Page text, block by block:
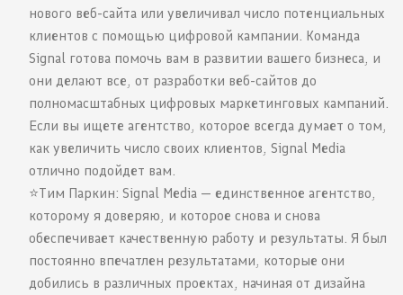
нового веб-сайта или увеличивал число потенциальных
клиентов с помощью цифровой кампании. Команда
Signal готова помочь вам в развитии вашего бизнеса, и
они делают все, от разработки веб-сайтов до
полномасштабных цифровых маркетинговых кампаний.
Если вы ищете агентство, которое всегда думает о том,
как увеличить число своих клиентов, Signal Media
отлично подойдет вам.
⭐️Тим Паркин: Signal Media — единственное агентство,
которому я доверяю, и которое снова и снова
обеспечивает качественную работу и результаты. Я был
постоянно впечатлен результатами, которые они
добились в различных проектах, начиная от дизайна